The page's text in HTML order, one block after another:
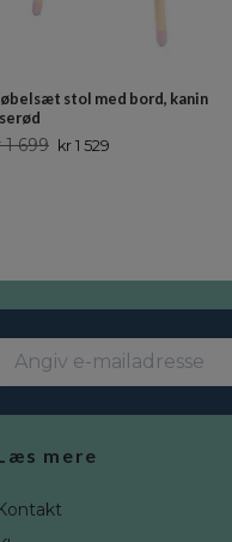
stol med bord, kanin
1 699 kr 1 529
mere